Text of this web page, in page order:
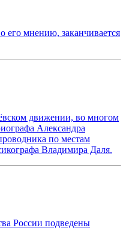
его мнению, заканчивается
движении, во многом
Александра
по местам
Владимира Даля.
России подведены